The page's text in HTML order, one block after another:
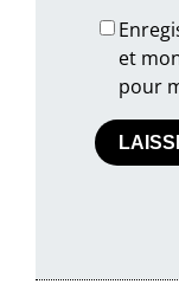
et
pour